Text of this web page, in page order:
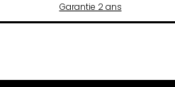
Garantie 2 ans